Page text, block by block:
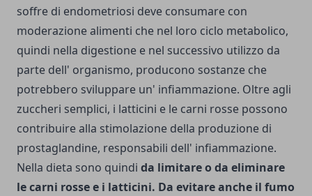
soffre di endometriosi deve consumare con
moderazione alimenti che nel loro ciclo metabolico,
quindi nella digestione e nel successivo utilizzo da
parte dell' organismo, producono sostanze che
potrebbero sviluppare un' infiammazione. Oltre agli
zuccheri semplici, i latticini e le carni rosse possono
contribuire alla stimolazione della produzione di
prostaglandine, responsabili dell' infiammazione.
Nella dieta sono quindi da limitare o da eliminare
le carni rosse e i latticini. Da evitare anche il fumo